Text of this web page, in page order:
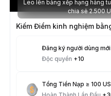
Leo lên bảng xếp hạng hàng tuần! Top 100
Đăng ký người dùng mới
Độc quyền +10
Tổng Tiền Nạp ≥ 100